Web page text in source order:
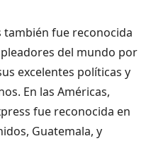
también fue reconocida
del mundo por
excelentes políticas y
En las Américas,
fue reconocida en
Guatemala, y